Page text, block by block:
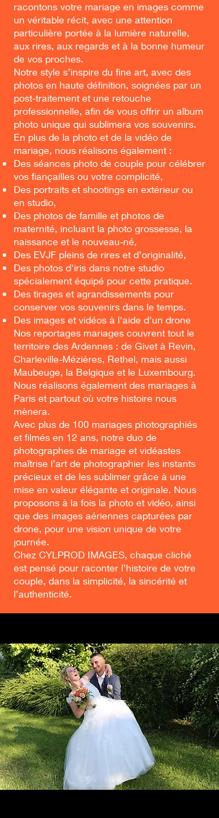
racontons votre mariage en images comme
un véritable récit, avec une attention
particulière portée à la lumière naturelle,
aux rires, aux regards et à la bonne humeur
de vos proches.
Notre style s’inspire du fine art, avec des
photos en haute définition, soignées par un
post-traitement et une retouche
professionnelle, afin de vous offrir un album
photo unique qui sublimera vos souvenirs.
En plus de la photo et de la vidéo de
mariage, nous réalisons également :
Des séances photo de couple pour célébrer
vos fiançailles ou votre complicité,
Des portraits et shootings en extérieur ou
en studio,
Des photos de famille et photos de
maternité, incluant la photo grossesse, la
naissance et le nouveau-né,
Des EVJF pleins de rires et d’originalité,
Des photos d'iris dans notre studio
spécialement équipé pour cette pratique.
Des tirages et agrandissements pour
conserver vos souvenirs dans le temps.
Des images et vidéos à l'aide d'un drone
Nos reportages mariages couvrent tout le
territoire des Ardennes : de Givet à Revin,
Charleville-Mézières, Rethel, mais aussi
Maubeuge, la Belgique et le Luxembourg.
Nous réalisons également des mariages à
Paris et partout où votre histoire nous
mènera.
Avec plus de 100 mariages photographiés
et filmés en 12 ans, notre duo de
photographes de mariage et vidéastes
maîtrise l’art de photographier les instants
précieux et de les sublimer grâce à une
mise en valeur élégante et originale. Nous
proposons à la fois la photo et vidéo, ainsi
que des images aériennes capturées par
drone, pour une vision unique de votre
journée.
Chez CYLPROD IMAGES, chaque cliché
est pensé pour raconter l’histoire de votre
couple, dans la simplicité, la sincérité et
l’authenticité.